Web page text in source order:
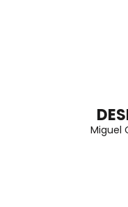
Miguel